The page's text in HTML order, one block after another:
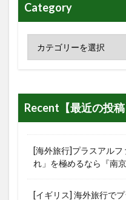
Category
Recent【最近の投稿
[海外旅行]プラスアル
れ」を極めるなら『南
[イギリス] 海外旅行で